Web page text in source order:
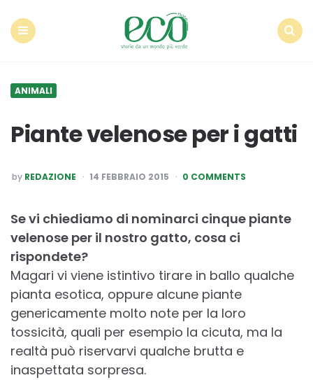
ANIMALI
Piante velenose per i gatti
POSTED
BY
by REDAZIONE 14 FEBBRAIO 2015 0 COMMENTS
Se vi chiediamo di nominarci cinque piante
velenose per il nostro gatto, cosa ci
rispondete?
Magari vi viene istintivo tirare in ballo qualche
pianta esotica, oppure alcune piante
genericamente molto note per la loro
tossicità, quali per esempio la cicuta, ma la
realtà può riservarvi qualche brutta e
inaspettata sorpresa.